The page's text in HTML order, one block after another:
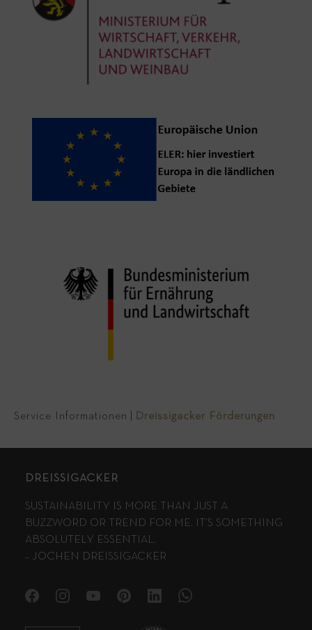
Service Informationen Dreissigacker Förderungen
DREISSIGACKER
SUSTAINABILITY IS MORE THAN JUST A
BUZZWORD OR TREND FOR ME. IT’S SOMETHING
ABSOLUTELY ESSENTIAL.
– JOCHEN DREISSIGACKER